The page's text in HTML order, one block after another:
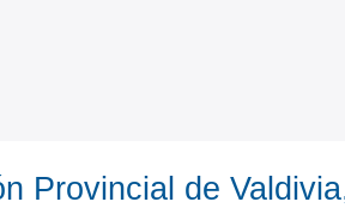
Provincial de